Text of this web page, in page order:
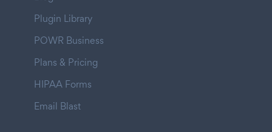
Plugin Library
POWR Business
Plans & Pricing
HIPAA Forms
Email Blast